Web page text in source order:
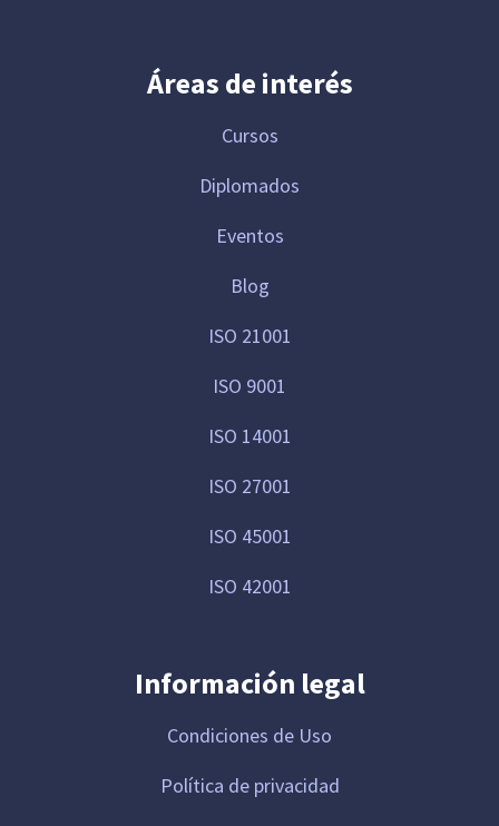
Áreas de interés
Cursos
Diplomados
Eventos
Blog
ISO 21001
ISO 9001
ISO 14001
ISO 27001
ISO 45001
ISO 42001
Información legal
Condiciones de Uso
Política de privacidad